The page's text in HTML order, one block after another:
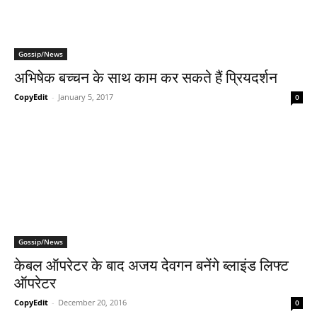
Gossip/News
अभिषेक बच्‍चन के साथ काम कर सकते हैं प्रियदर्शन
CopyEdit - January 5, 2017 0
Gossip/News
केबल ऑपरेटर के बाद अजय देवगन बनेंगे ब्‍लाइंड लिफ्ट
ऑपरेटर
CopyEdit - December 20, 2016 0